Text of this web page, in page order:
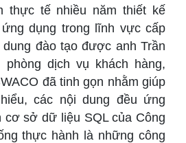
thực tế nhiều năm thiết kế
dụng trong lĩnh vực cấp
đào tạo được anh Trần
dịch vụ khách hàng,
đã tinh gọn nhằm giúp
các nội dung đều ứng
cơ sở dữ liệu SQL của Công
thực hành là những công